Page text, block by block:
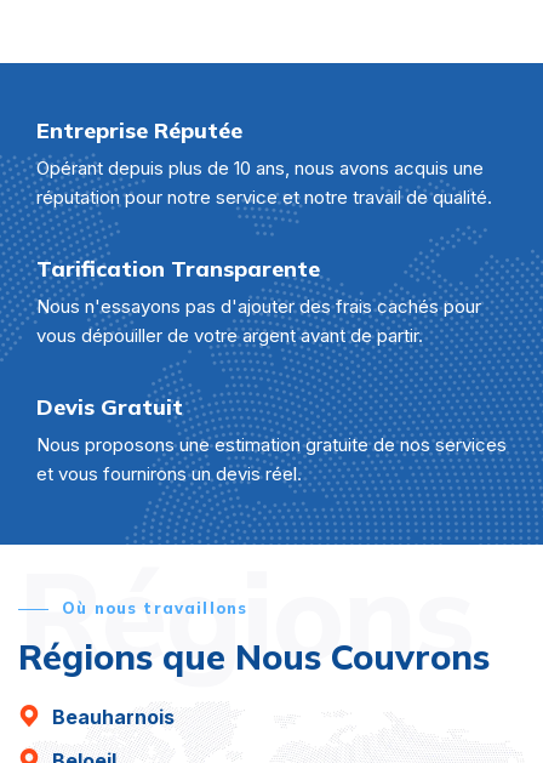
Entreprise Réputée
Opérant depuis plus de 10 ans, nous avons acquis une
réputation pour notre service et notre travail de qualité.
Tarification Transparente
Nous n'essayons pas d'ajouter des frais cachés pour
vous dépouiller de votre argent avant de partir.
Devis Gratuit
Nous proposons une estimation gratuite de nos services
et vous fournirons un devis réel.
Régions
Où nous travaillons
Régions que Nous Couvrons
Beauharnois